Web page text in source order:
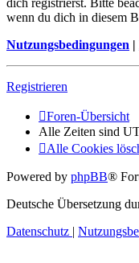
dich registrierst. Bitte
wenn du dich in diesem
Nutzungsbedingungen |
Registrieren
Foren-Übersicht
Alle Zeiten sind
Alle Cookies
Powered by phpBB®
Deutsche Übersetzung
Datenschutz |